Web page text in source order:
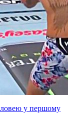
у першому